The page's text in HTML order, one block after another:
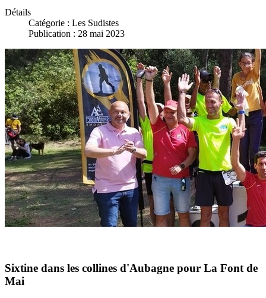
Détails
Catégorie : Les Sudistes
Publication : 28 mai 2023
Sixtine dans les collines d'Aubagne pour La Font de
Mai